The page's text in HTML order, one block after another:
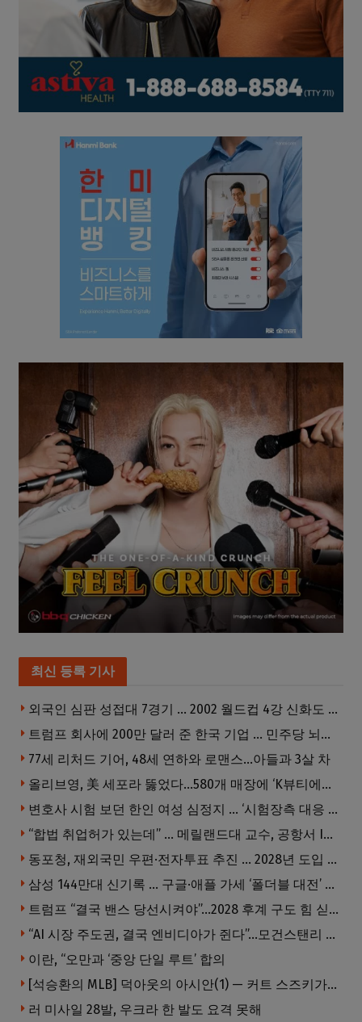
최신 등록 기사
외국인 심판 성접대 7경기 … 2002 월드컵 4강 신화도 흔들
트럼프 회사에 200만 달러 준 한국 기업 … 민주당 뇌물의혹 조사
77세 리처드 기어, 48세 연하와 로맨스…아들과 3살 차
올리브영, 美 세포라 뚫었다…580개 매장에 ‘K뷰티에딧’ 론칭
변호사 시험 보던 한인 여성 심정지 … ‘시험장측 대응 부적절’ 소송
“합법 취업허가 있는데” … 메릴랜드대 교수, 공항서 ICE에 체포, 구금 중
동포청, 재외국민 우편·전자투표 추진 … 2028년 도입 목표
삼성 144만대 신기록 … 구글·애플 가세 ‘폴더블 대전’ 열린다
트럼프 “결국 밴스 당선시켜야”…2028 후계 구도 힘 싣나
“AI 시장 주도권, 결국 엔비디아가 쥔다”…모건스탠리 장담
이란, “오만과 ‘중앙 단일 루트’ 합의
[석승환의 MLB] 덕아웃의 아시안(1) — 커트 스즈키가 우리에게 묻는 것
러 미사일 28발, 우크라 한 발도 요격 못해